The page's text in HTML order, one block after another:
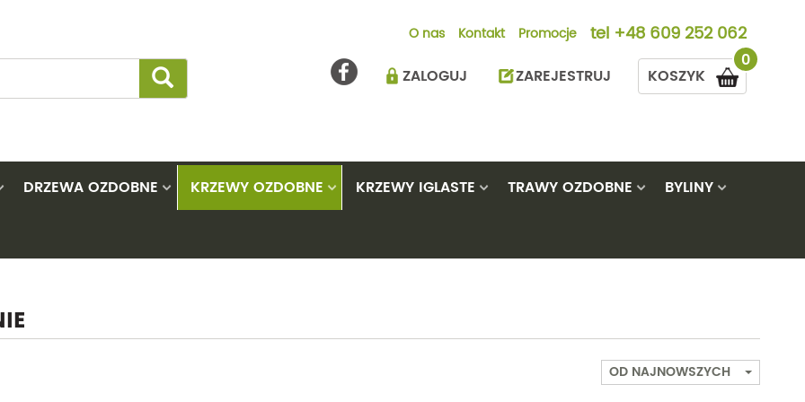
O nas Kontakt Promocje tel +48 609 252 062
0
KOSZYK
ZALOGUJ ZAREJESTRUJ
Rokitniki
DRZEWA OZDOBNE
Brzozy
Buki
Trzmieliny
KRZEWY OZDOBNE
Budleje
Miliny
KRZEWY IGLASTE
Jodły
Thuje
Pozostałe
TRAWY OZDOBNE
Proso
Turzyce
Pozostałe
BYLINY
Brunery
Czosnki ozdobne
OD NAJNOWSZYCH